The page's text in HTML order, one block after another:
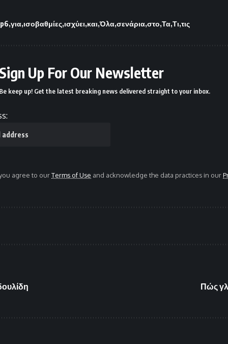
για ισοβαθμίες ισχύει και Όλα σενάρια στο Τα Τι τις
Sign Up For Our Newsletter
Be keep up! Get the latest breaking news delivered straight to your inbox.
agree to ourTerms of Use and acknowledge the data practices in our
Πώς